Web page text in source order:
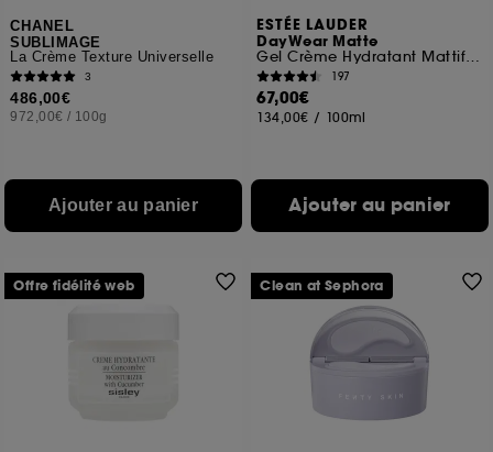
CHANEL
SUBLIMAGE
La Crème Texture Universelle
3
486,00€
972,00€ / 100g
Ajouter au panier
ESTÉE LAUDER
DayWear Matte
Gel Crème Hydratant Mattifiant
197
67,00€
134,00€ / 100ml
Ajouter au panier
Offre fidélité web Clean at Sephora